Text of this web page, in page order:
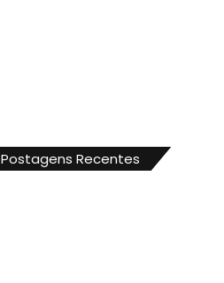
Postagens Recentes